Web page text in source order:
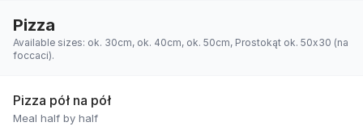
Pizza
Available sizes: ok. 30cm, ok. 40cm, ok. 50cm, Prostokąt ok. 50x30 (na
foccaci).
Pizza pół na pół
Meal half by half